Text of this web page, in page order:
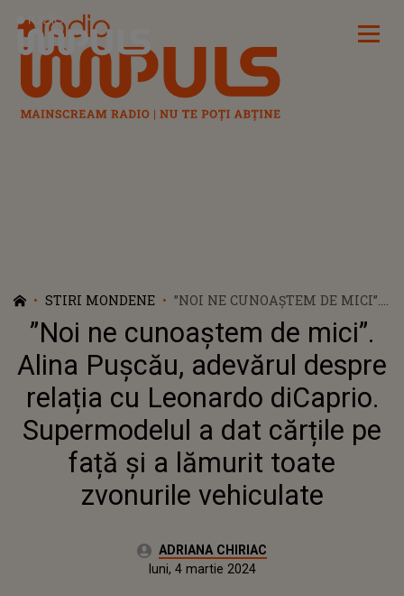
Radio Impuls
STIRI MONDENE
”NOI NE CUNOAȘTEM DE MICI”.
ALINA PUȘCĂU, ADEVĂRUL
DESPRE RELAȚIA CU LEONARDO
DICAPRIO. SUPERMODELUL A
DAT CĂRȚILE PE FAȚĂ ȘI A
LĂMURIT TOATE ZVONURILE
”Noi ne cunoaștem de mici”.
Alina Pușcău, adevărul despre
relația cu Leonardo diCaprio.
Supermodelul a dat cărțile pe
față și a lămurit toate
zvonurile vehiculate
Autor:ADRIANA CHIRIAC
sâmbătă, 4 martie 2023Actualizat:
luni, 4 martie 2024